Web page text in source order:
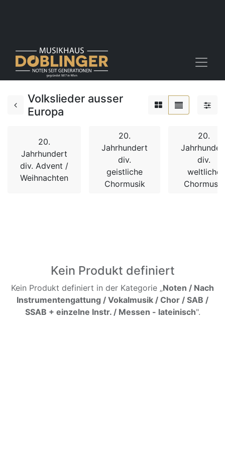
Volkslieder ausser
Europa
20.
Jahrhundert
div. Advent /
Weihnachten
20.
Jahrhundert
div.
geistliche
Chormusik
20.
div.
weltliche
Chormusik
Kein Produkt definiert
Kein Produkt definiert in der Kategorie „Noten / Nach
Instrumentengattung / Vokalmusik / Chor / SAB /
SSAB + einzelne Instr. / Messen - lateinisch".